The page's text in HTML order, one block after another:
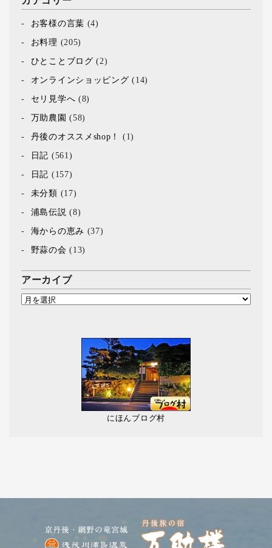
お客様の言葉 (4)
お料理 (205)
ひとことブログ (2)
オンラインショッピング (14)
セリ見学へ (8)
万助農園 (58)
丹後のオススメshop！ (1)
日記 (561)
日記 (157)
未分類 (17)
浦島伝説 (8)
海からの恵み (37)
野蒜の会 (13)
アーカイブ
にほんブログ村